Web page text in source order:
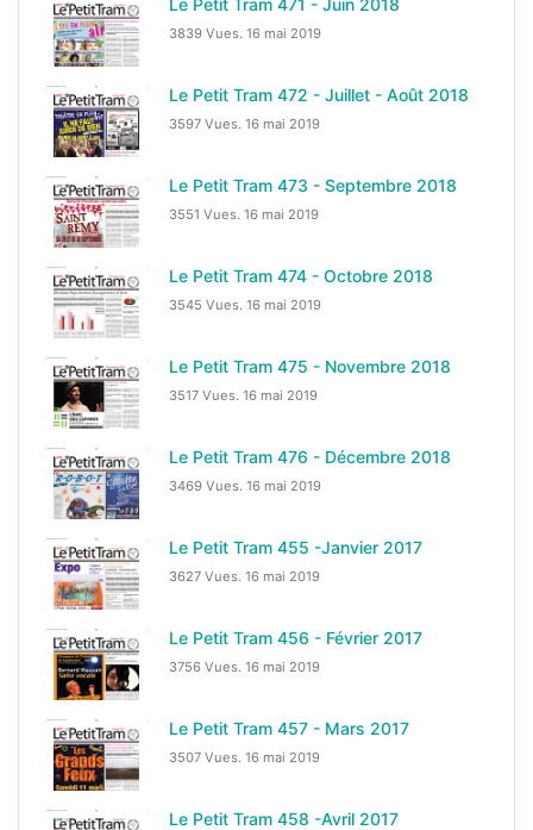
3839 Vues. 16 mai 2019
Le Petit Tram 472 - Juillet - Août 2018
3597 Vues. 16 mai 2019
Le Petit Tram 473 - Septembre 2018
3551 Vues. 16 mai 2019
Le Petit Tram 474 - Octobre 2018
3545 Vues. 16 mai 2019
Le Petit Tram 475 - Novembre 2018
3517 Vues. 16 mai 2019
Le Petit Tram 476 - Décembre 2018
3469 Vues. 16 mai 2019
Le Petit Tram 455 -Janvier 2017
3627 Vues. 16 mai 2019
Le Petit Tram 456 - Février 2017
3756 Vues. 16 mai 2019
Le Petit Tram 457 - Mars 2017
3507 Vues. 16 mai 2019
Le Petit Tram 458 -Avril 2017